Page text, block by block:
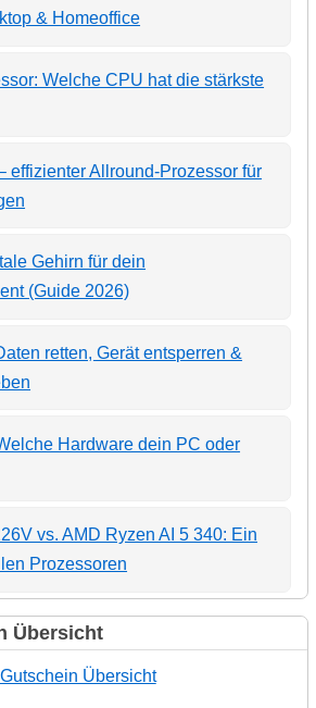
& Homeoffice
Welche CPU hat die stärkste
effizienter Allround-Prozessor für
Gehirn für dein
(Guide 2026)
retten, Gerät entsperren &
Hardware dein PC oder
vs. AMD Ryzen AI 5 340: Ein
Prozessoren
Übersicht
Übersicht